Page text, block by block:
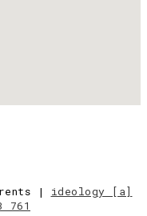
| ideology [a]
761